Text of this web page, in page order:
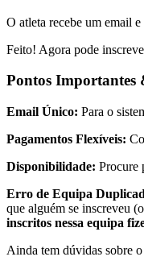
O atleta recebe um email
Feito! Agora pode
Pontos Importantes
Email Único: Para o
Pagamentos Flexíveis:
Disponibilidade: Procure
Erro de Equipa
que alguém se inscreveu
inscritos nessa equipa
Ainda tem dúvidas sobre o